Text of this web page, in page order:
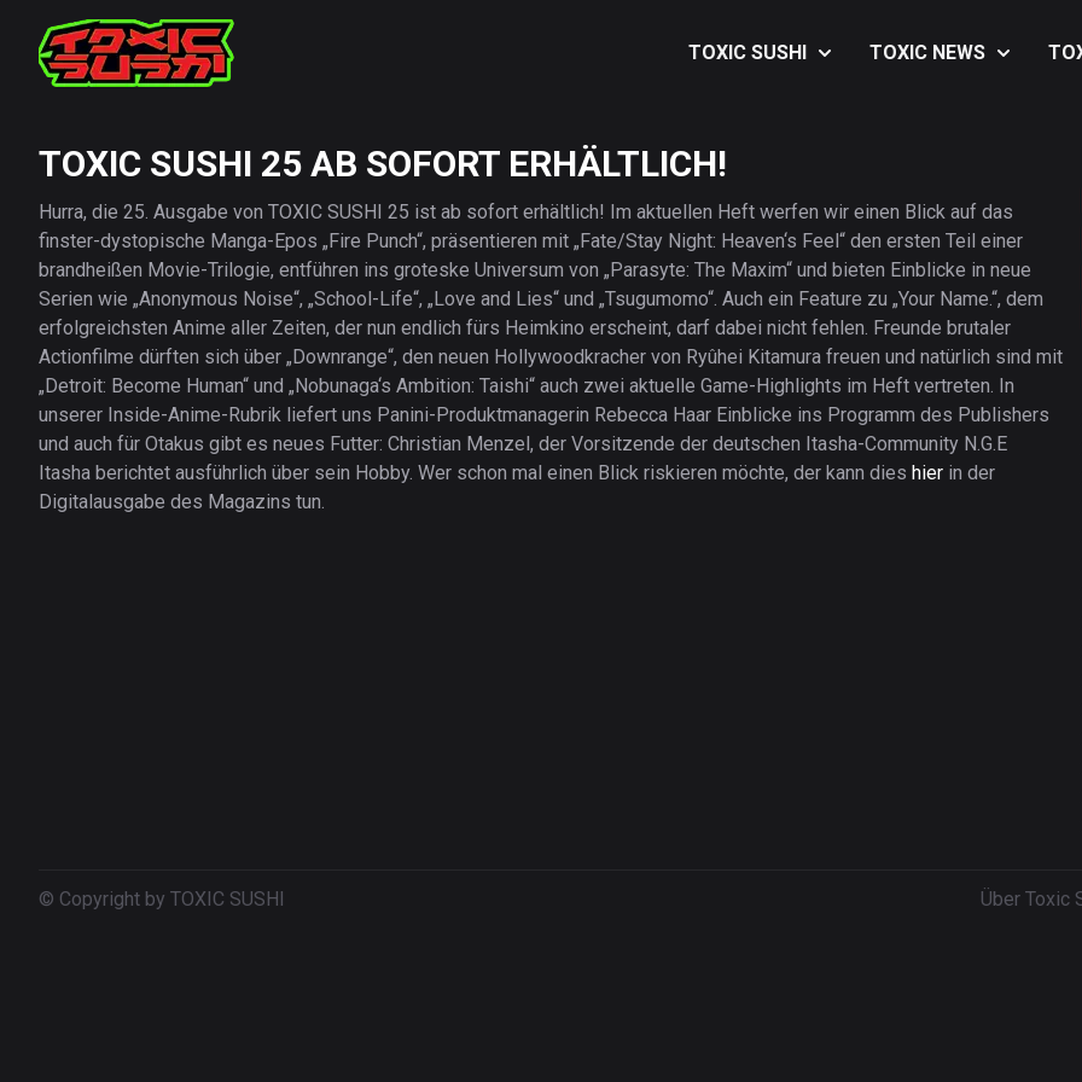
TOXIC SUSHI
Kontakt
Impressum &
Datenschutz
TOXIC NEWS
Anime
Games
Lifestyle
Movies
TOXIC SUSHI 25 AB SOFORT ERHÄLTLICH!
Hurra, die 25. Ausgabe von TOXIC SUSHI 25 ist ab sofort erhältlich! Im aktuellen Heft werfen wir einen Blick auf das
finster-dystopische Manga-Epos „Fire Punch“, präsentieren mit „Fate/Stay Night: Heaven‘s Feel“ den ersten Teil einer
brandheißen Movie-Trilogie, entführen ins groteske Universum von „Parasyte: The Maxim“ und bieten Einblicke in neue
Serien wie „Anonymous Noise“, „School-Life“, „Love and Lies“ und „Tsugumomo“. Auch ein Feature zu „Your Name.“, dem
erfolgreichsten Anime aller Zeiten, der nun endlich fürs Heimkino erscheint, darf dabei nicht fehlen. Freunde brutaler
Actionfilme dürften sich über „Downrange“, den neuen Hollywoodkracher von Ryûhei Kitamura freuen und natürlich sind mit
„Detroit: Become Human“ und „Nobunaga‘s Ambition: Taishi“ auch zwei aktuelle Game-Highlights im Heft vertreten. In
unserer Inside-Anime-Rubrik liefert uns Panini-Produktmanagerin Rebecca Haar Einblicke ins Programm des Publishers
und auch für Otakus gibt es neues Futter: Christian Menzel, der Vorsitzende der deutschen Itasha-Community N.G.E
Itasha berichtet ausführlich über sein Hobby. Wer schon mal einen Blick riskieren möchte, der kann dies hier in der
Digitalausgabe des Magazins tun.
© Copyright by TOXIC SUSHI Über Toxic